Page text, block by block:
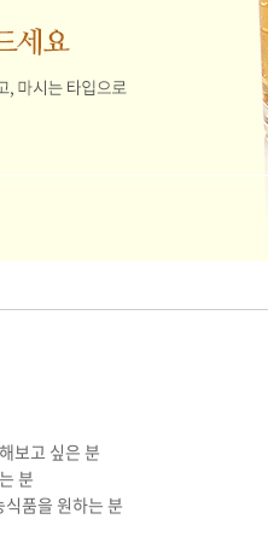
보고 싶은 분
분
품을 원하는 분